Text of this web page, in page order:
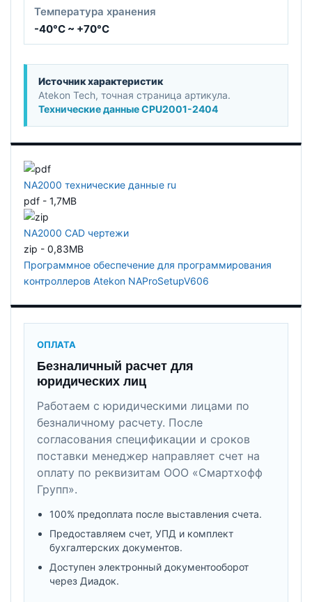
Температура хранения
-40°C ~ +70°C
Источник характеристик
Atekon Tech, точная страница артикула.
Технические данные CPU2001-2404
NA2000 технические данные ru
pdf - 1,7MB
NA2000 CAD чертежи
zip - 0,83MB
Программное обеспечение для программирования
контроллеров Atekon NAProSetupV606
ОПЛАТА
Безналичный расчет для
юридических лиц
Работаем с юридическими лицами по
безналичному расчету. После
согласования спецификации и сроков
поставки менеджер направляет счет на
оплату по реквизитам ООО «Смартхофф
Групп».
100% предоплата после выставления счета.
Предоставляем счет, УПД и комплект
бухгалтерских документов.
Доступен электронный документооборот
через Диадок.